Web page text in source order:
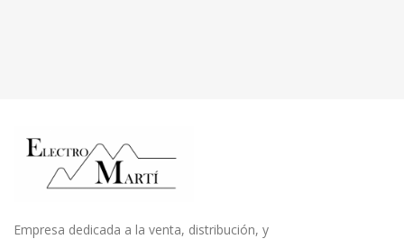
Empresa dedicada a la venta, distribución, y